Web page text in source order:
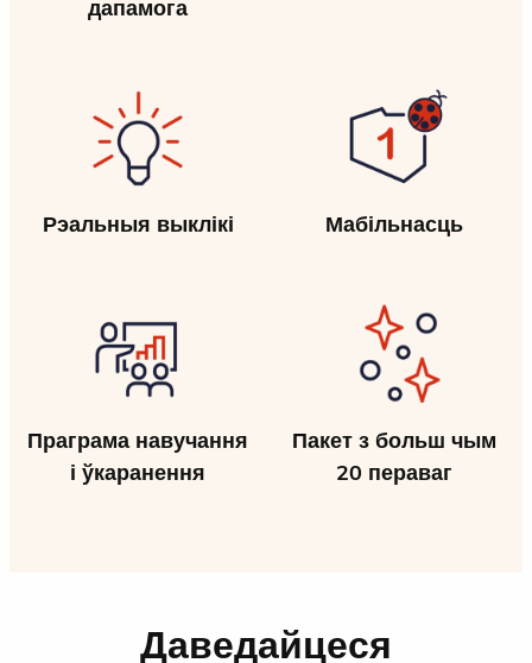
дапамога
Рэальныя выклікі Мабільнасць
Праграма навучання
і ўкаранення
Пакет з больш чым
20 пераваг
Даведайцеся